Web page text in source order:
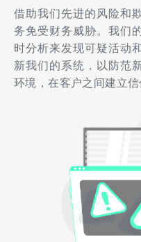
借助我们先进的风险和
务免受财务威胁。我们
时分析来发现可疑活动
新我们的系统，以防范
环境，在客户之间建立信